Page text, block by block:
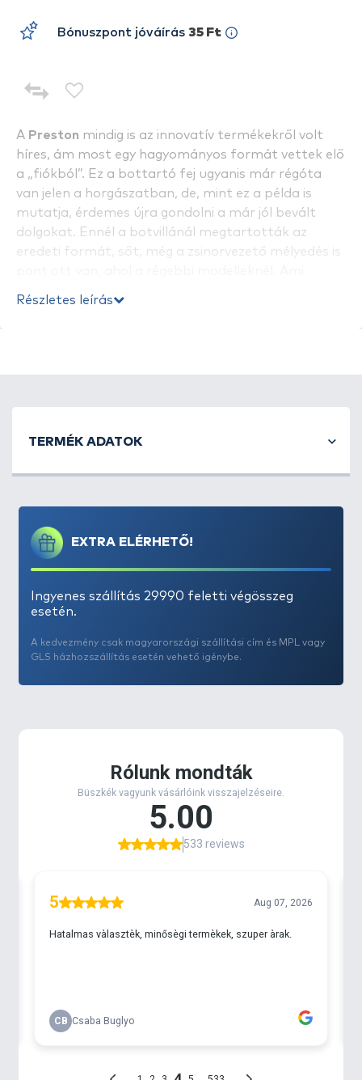
A Preston mindig is az innovatív termékekről volt
híres, ám most egy hagyományos formát vettek elő
a „fiókból”. Ez a bottartó fej ugyanis már régóta
van jelen a horgászatban, de, mint ez a példa is
mutatja, érdemes újra gondolni a már jól bevált
dolgokat. Ennél a botvillánál megtartották az
eredeti formát, sőt, még a zsinorvezető mélyedés is
Részletes leírás
Bónuszpont jóváírás 35 Ft
EXTRA ELÉRHETŐ!
Ingyenes szállítás 29990 feletti végösszeg
esetén.
A kedvezmény csak magyarországi szállítási cím és MPL vagy
GLS házhozszállítás esetén vehető igénybe.
TERMÉK ADATOK